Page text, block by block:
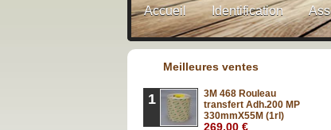
Accueil Identification
Meilleures ventes
1
3M 468 Rouleau
transfert Adh.200 MP
330mmX55M (1rl)
269,00 €